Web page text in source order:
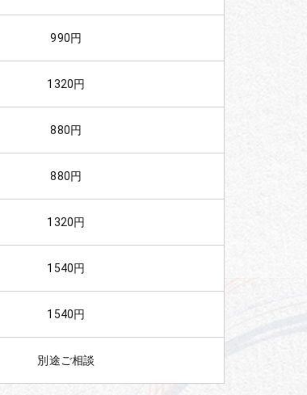
990円
1320円
880円
880円
1320円
1540円
1540円
別途ご相談